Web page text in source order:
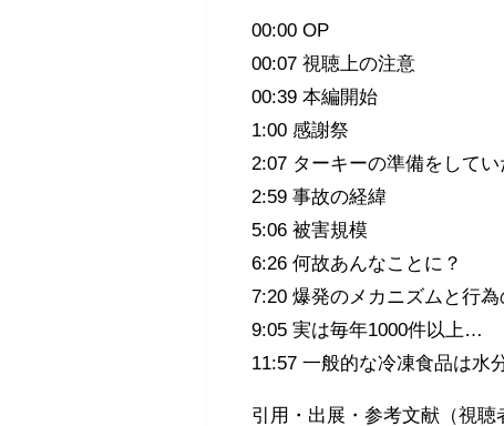
00:00 OP
00:07 視聴上の注意
00:39 本編開始
1:00 感謝祭
2:07 ターキーの準備をしてい
2:59 事故の経緯
5:06 被害規模
6:26 何故あんなことに？
7:20 爆発のメカニズムと行為
9:05 実は毎年1000件以上…
11:57 一般的な冷凍食品は水
引用・出展・参考文献（視聴